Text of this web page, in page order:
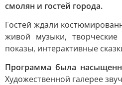
смолян и гостей города.
Гостей ждали
живой музыки, творческие
показы, интерактивные
Программа была
Художественной галерее